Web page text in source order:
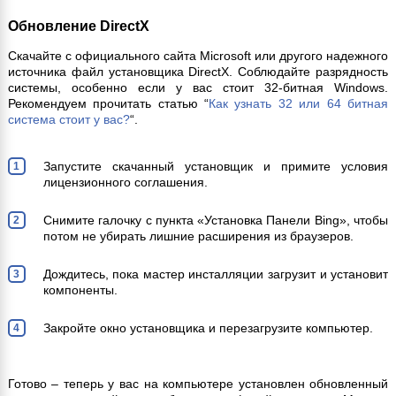
Обновление DirectX
Скачайте с официального сайта Microsoft или другого надежного
источника файл установщика DirectX. Соблюдайте разрядность
системы, особенно если у вас стоит 32-битная Windows.
Рекомендуем прочитать статью “Как узнать 32 или 64 битная
система стоит у вас?“.
Запустите скачанный установщик и примите условия
лицензионного соглашения.
Снимите галочку с пункта «Установка Панели Bing», чтобы
потом не убирать лишние расширения из браузеров.
Дождитесь, пока мастер инсталляции загрузит и установит
компоненты.
Закройте окно установщика и перезагрузите компьютер.
Готово – теперь у вас на компьютере установлен обновленный